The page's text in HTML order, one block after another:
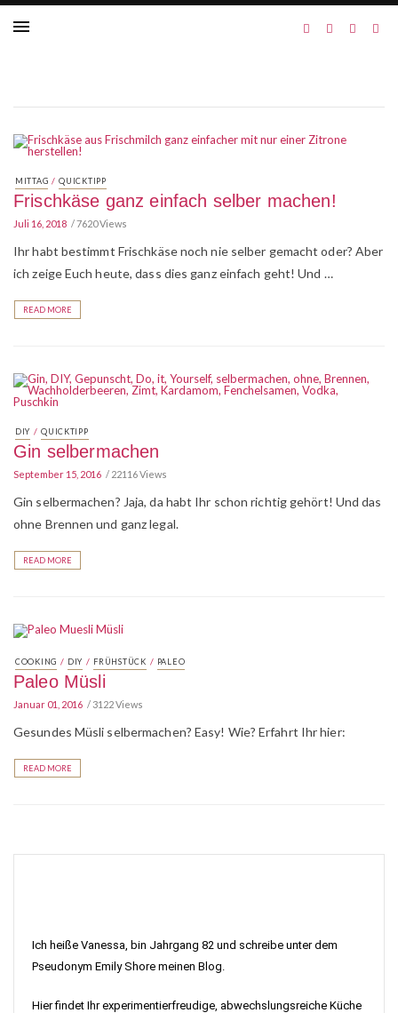
MITTAG / QUICKTIPP
Frischkäse ganz einfach selber machen!
Juli 16, 2018 7620 Views
Ihr habt bestimmt Frischkäse noch nie selber gemacht oder? Aber
ich zeige Euch heute, dass dies ganz einfach geht! Und …
READ MORE
DIY / QUICKTIPP
Gin selbermachen
September 15, 2016 22116 Views
Gin selbermachen? Jaja, da habt Ihr schon richtig gehört! Und das
ohne Brennen und ganz legal.
READ MORE
COOKING / DIY / FRÜHSTÜCK / PALEO
Paleo Müsli
Januar 01, 2016 3122 Views
Gesundes Müsli selbermachen? Easy! Wie? Erfahrt Ihr hier:
READ MORE
Ich heiße Vanessa, bin Jahrgang 82 und schreibe unter dem
Pseudonym Emily Shore meinen Blog.
Hier findet Ihr experimentierfreudige, abwechslungsreiche Küche